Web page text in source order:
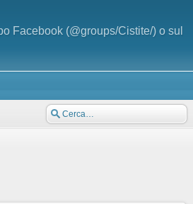
Facebook (@groups/Cistite/) o sul